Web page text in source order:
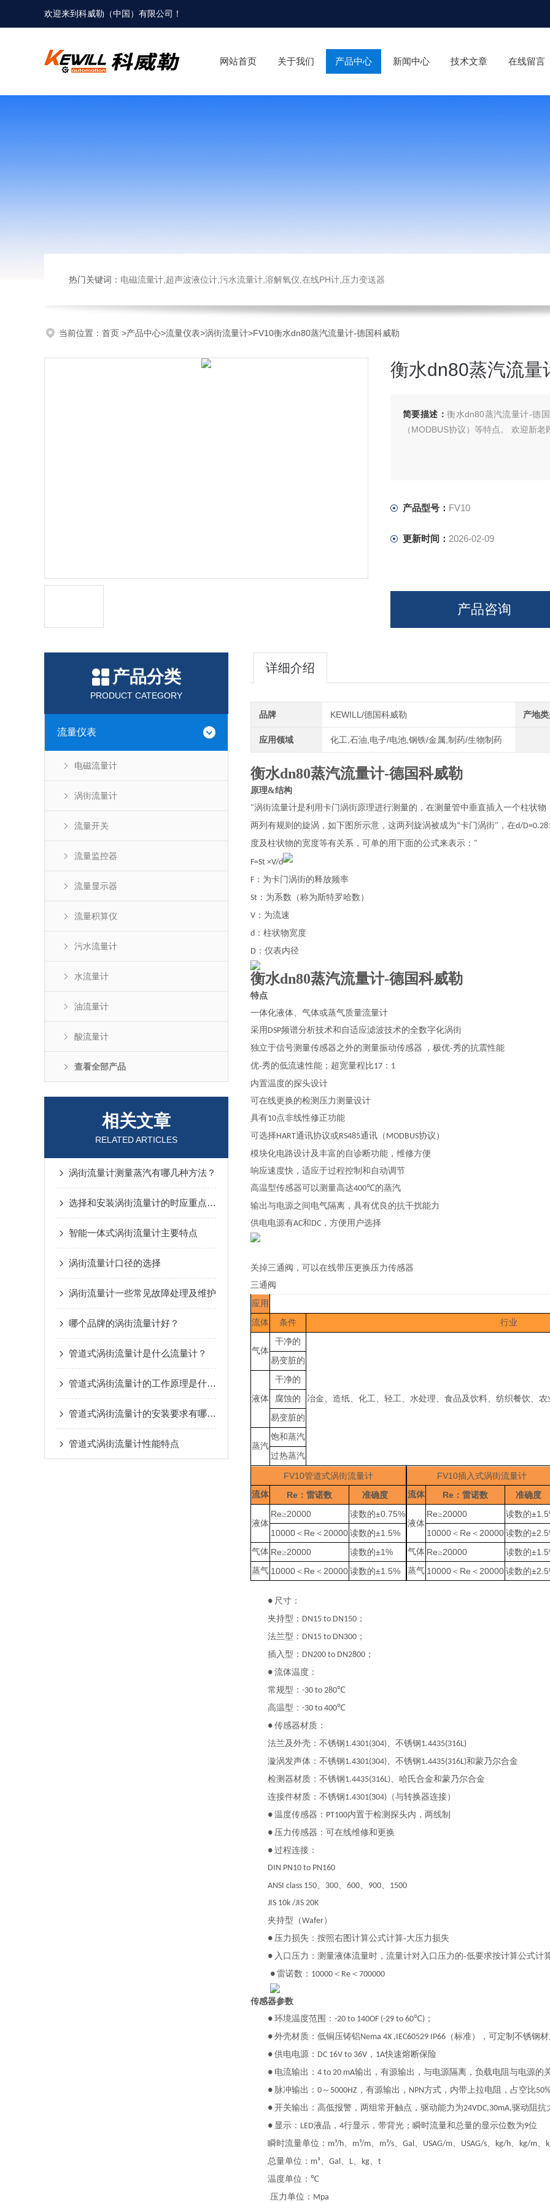
欢迎来到科威勒（中国）有限公司！
网站首页 关于我们 产品中心 新闻中心 技术文章 在线留言
热门关键词： 电磁流量计,超声波液位计,污水流量计,溶解氧仪,在线PH计,压力变送器
当前位置： 首页 >产品中心>流量仪表>涡街流量计>FV10衡水dn80蒸汽流量计-德国科威勒
衡水dn80蒸汽流量
简要描述：衡水dn80蒸汽流量计-德
（MODBUS协议）等特点。 欢迎新
产品型号： FV10
更新时间： 2026-02-09
产品咨询
产品分类
PRODUCT CATEGORY
流量仪表
电磁流量计
涡街流量计
流量开关
流量监控器
流量显示器
流量积算仪
污水流量计
水流量计
油流量计
酸流量计
查看全部产品
相关文章
RELATED ARTICLES
涡街流量计测量蒸汽有哪几种方法？
选择和安装涡街流量计的时应重点考虑什么？
智能一体式涡街流量计主要特点
涡街流量计口径的选择
涡街流量计一些常见故障处理及维护
哪个品牌的涡街流量计好？
管道式涡街流量计是什么流量计？
管道式涡街流量计的工作原理是什么？
管道式涡街流量计的安装要求有哪些？
管道式涡街流量计性能特点
详细介绍
品牌 KEWILL/德国科威勒 产地
应用领域 化工,石油,电子/电池,钢铁/金属,制药/生物制药
衡水dn80蒸汽流量计-德国科威勒
原理&结构
"涡街流量计是利用卡门涡街原理进行测量的，在测量管中垂直插入一个柱状
两列有规则的旋涡，如下图所示意，这两列旋涡被成为“卡门涡街" ，在d/
度及柱状物的宽度等有关系，可单的用下面的公式来表示： "
F=St ×V/d
F ：为卡门涡街的释放频率
St ：为系数（称为斯特罗哈数）
V ：为流速
d ：柱状物宽度
D ：仪表内径
衡水dn80蒸汽流量计-德国科威勒
特点
一体化液体、气体或蒸气质量流量计
采用 DSP频谱分析技术和自适应滤波技术的全数字化涡街
独立于信号测量传感器之外的测量振动传感器
，极优-秀的抗震性能
优-秀的低流速性能；超宽量程比17 ： 1
内置温度的探头设计
可在线更换的检测压力测量设计
具有10点非线性修正功能
可选择HART通讯协议或RS485通讯（ MODBUS协议）
模块化电路设计及丰富的自诊断功能，维修方便
响应速度快，适应于过程控制和自动调节
高温型传感器可以测量高达400℃的蒸汽
输出与电源之间电气隔离，具有优良的抗干扰能力
供电电源有AC和 DC ，方便用户选择
关掉三通阀，可以在线带压更换压力传感器
三通阀
应用
流体 条件 行业
气体
干净的
冶金、造纸、化工、轻工、水处理、食品及饮料、纺织餐饮、
易变脏的
液体
干净的
腐蚀的
易变脏的
蒸汽
饱和蒸汽
过热蒸汽
FV10管道式涡街流量计
流体
Re ：雷诺数 准确度
液体
Re≥20000 读数的±0.75%
10000 ＜ Re ＜ 20000 读数的±1.5%
气体 Re≥20000 读数的±1%
蒸气 10000 ＜ Re ＜ 20000 读数的±1.5%
FV10插入式涡街流量计
流体
Re ：雷诺数 准确度
液体
Re≥20000 读数的
10000 ＜ Re ＜ 20000 读数的
气体 Re≥20000 读数的
蒸气 10000 ＜ Re ＜ 20000 读数的
● 尺寸：
夹持型： DN15 to DN150 ；
法兰型： DN15 to DN300 ；
插入型： DN200 to DN2800 ；
● 流体温度：
常规型： -30 to 280℃
高温型： -30 to 400℃
● 传感器材质：
法兰及外壳：不锈钢 1.4301(304)、不锈钢 1.4435(316L)
漩涡发声体：不锈钢 1.4301(304)、不锈钢 1.4435(316L)和蒙乃尔合金
检测器材质：不锈钢 1.4435(316L)、哈氏合金和蒙乃尔合金
连接件材质：不锈钢 1.4301(304) （与转换器连接）
● 温度传感器： PT100内置于检测探头内，两线制
● 压力传感器：可在线维修和更换
● 过程连接：
DIN PN10 to PN160
ANSI class 150、 300、 600、 900、 1500
JIS 10k /JIS 20K
夹持型（Wafer）
● 压力损失：按照右图计算公式计算-大压力损失
● 入口压力：测量液体流量时，流量计对入口压力的-低要求按计算公式计
● 雷诺数： 10000 ＜ Re ＜ 700000
传感器参数
● 环境温度范围： -20 to 140OF (-29 to 60℃) ；
● 外壳材质：低铜压铸铝Nema 4X ,IEC60529 IP66 （标准），可定制不锈钢
● 供电电源： DC 16V to 36V ， 1A快速熔断保险
● 电流输出： 4 to 20 mA输出，有源输出，与电源隔离，负载电阻与电源的
● 脉冲输出： 0 ～ 5000HZ ，有源输出， NPN方式，内带上拉电阻，占空比50%
● 开关输出：高低报警，两组常开触点，驱动能力为24VDC,30mA,驱动阻抗
● 显示： LED液晶， 4行显示，带背光；瞬时流量和总量的显示位数为9位
瞬时流量单位： m³/h、 m³/m、 m³/s、 Gal、 USAG/m、 USAG/s、 kg/h、 kg/m、
总量单位： m³、 Gal、 L、 kg、 t
温度单位： ℃
压力单位： Mpa